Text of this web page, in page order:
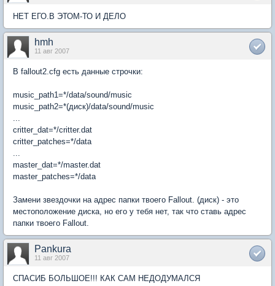
НЕТ ЕГО.В ЭТОМ-ТО И ДЕЛО
hmh
11 авг 2007
В fallout2.cfg есть данные строчки:
music_path1=*/data/sound/music
music_path2=*(диск)/data/sound/music
...
critter_dat=*/critter.dat
critter_patches=*/data
...
master_dat=*/master.dat
master_patches=*/data
Замени звездочки на адрес папки твоего Fallout. (диск) - это
местоположение диска, но его у тебя нет, так что cтавь адрес
папки твоего Fallout.
Pankura
11 авг 2007
СПАСИБ БОЛЬШОЕ!!! КАК САМ НЕДОДУМАЛСЯ